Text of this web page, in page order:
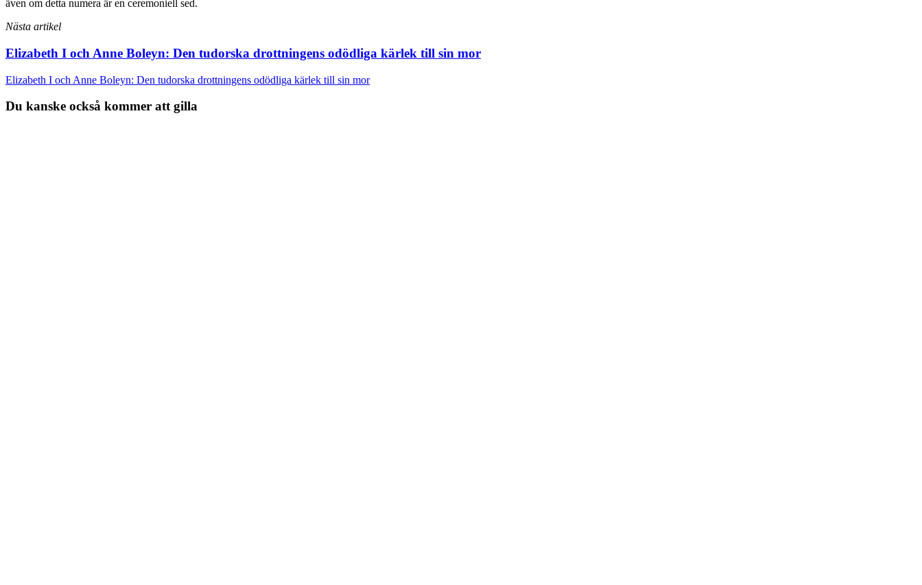
även om detta numera är en ceremoniell sed.
Nästa artikel
Elizabeth I och Anne Boleyn: Den tudorska drottningens odödliga kärlek till sin mor
Elizabeth I och Anne Boleyn: Den tudorska drottningens odödliga kärlek till sin mor
Du kanske också kommer att gilla